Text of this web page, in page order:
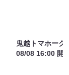
鬼越トマホーク
08/08 16:00 開